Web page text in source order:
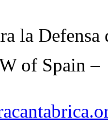
la
of Spain –